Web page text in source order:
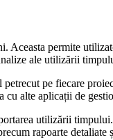
permite
ale utilizării
pe fiecare
cu alte aplicații de
utilizării
rapoarte